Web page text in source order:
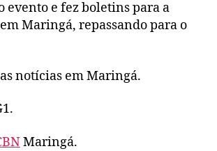
evento e fez boletins para a
Maringá, repassando para o
notícias em Maringá.
Maringá.